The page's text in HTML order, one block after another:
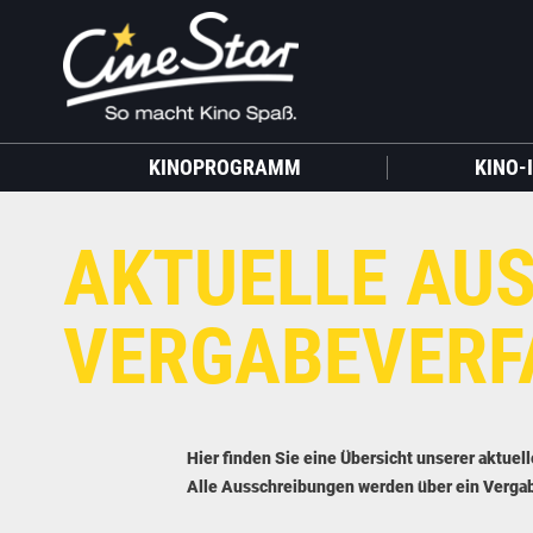
KINOPROGRAMM KINO-
AKTUELLE
Hier finden Sie eine Übersicht unserer
Alle Ausschreibungen werden über ein